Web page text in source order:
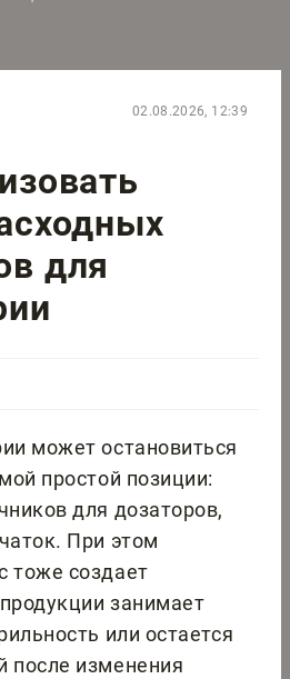
02.08.2026, 12:39
для
может остановиться
простой позиции:
для дозаторов,
При этом
тоже создает
занимает
или остается
после изменения